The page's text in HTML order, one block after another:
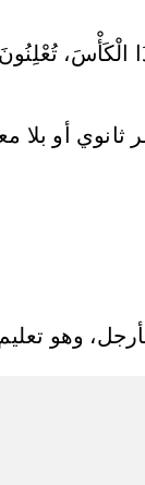
الْكَأْسَ،
ثانوي أو
وهو